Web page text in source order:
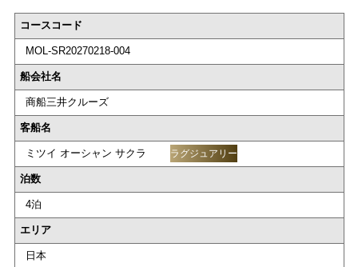
コースコード
MOL-SR20270218-004
船会社名
商船三井クルーズ
客船名
ミツイ オーシャン サクラ ラグジュアリー
泊数
4泊
エリア
日本